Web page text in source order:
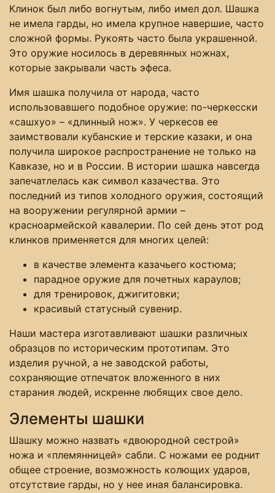
Клинок был либо вогнутым, либо имел дол. Шашка
не имела гарды, но имела крупное навершие, часто
сложной формы. Рукоять часто была украшенной.
Это оружие носилось в деревянных ножнах,
которые закрывали часть эфеса.
Имя шашка получила от народа, часто
использовавшего подобное оружие: по-черкесски
«сашхуо» – «длинный нож». У черкесов ее
заимствовали кубанские и терские казаки, и она
получила широкое распространение не только на
Кавказе, но и в России. В истории шашка навсегда
запечатлелась как символ казачества. Это
последний из типов холодного оружия, состоящий
на вооружении регулярной армии –
красноармейской кавалерии. По сей день этот род
клинков применяется для многих целей:
в качестве элемента казачьего костюма;
парадное оружие для почетных караулов;
для тренировок, джигитовки;
красивый статусный сувенир.
Наши мастера изготавливают шашки различных
образцов по историческим прототипам. Это
изделия ручной, а не заводской работы,
сохраняющие отпечаток вложенного в них
старания людей, искренне любящих свое дело.
Элементы шашки
Шашку можно назвать «двоюродной сестрой»
ножа и «племянницей» сабли. С ножами ее роднит
общее строение, возможность колющих ударов,
отсутствие гарды, но у нее иная балансировка.